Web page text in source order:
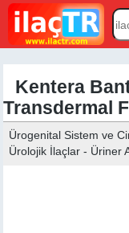
Kentera
Transdermal
Ürogenital Sistem ve
Ürolojik İlaçlar - Üriner